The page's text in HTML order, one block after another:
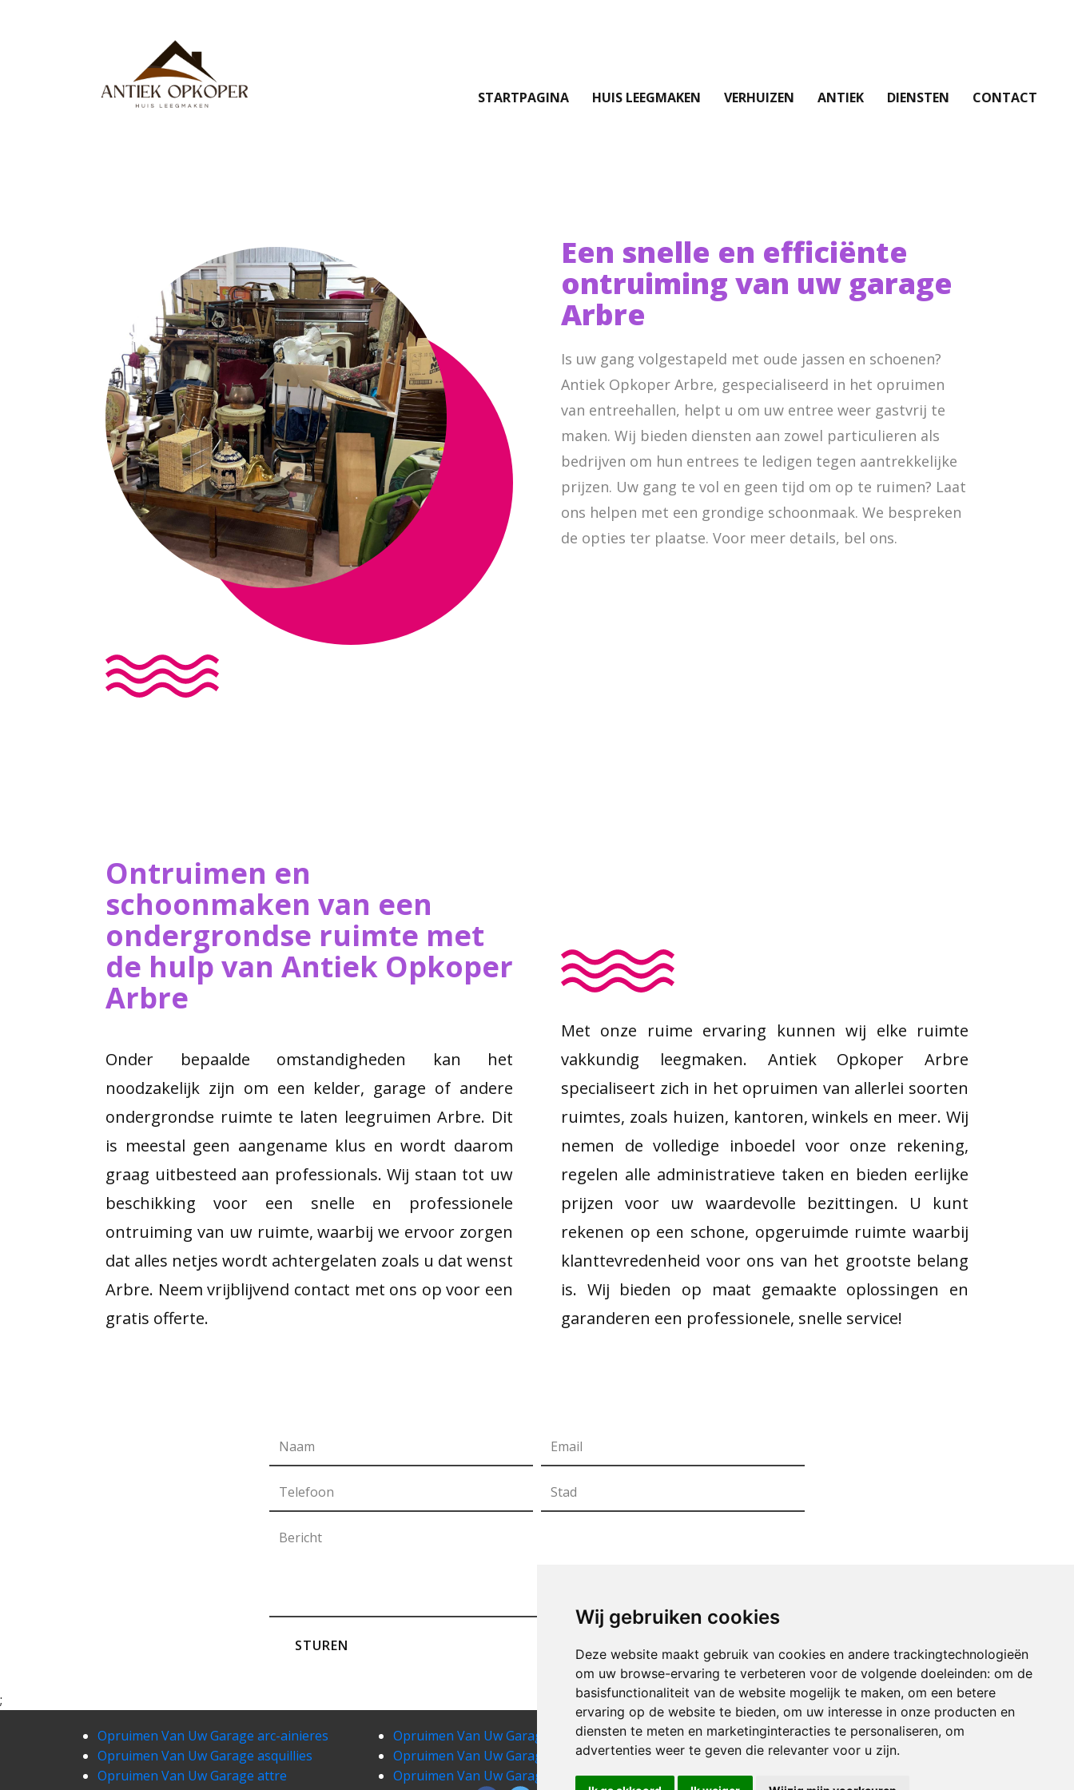
Wij gebruiken cookies
Deze website maakt gebruik van cookies en andere trackingtechnologieën
om uw browse-ervaring te verbeteren voor de volgende doeleinden: om de
basisfunctionaliteit van de website mogelijk te maken, om een betere
ervaring op de website te bieden, om uw interesse in onze producten en
diensten te meten en marketinginteracties te personaliseren, om
advertenties weer te geven die relevanter voor u zijn.
STARTPAGINA HUIS LEEGMAKEN VERHUIZEN ANTIEK DIENSTEN CONTACT
Een snelle en efficiënte
ontruiming van uw garage
Arbre
Is uw gang volgestapeld met oude jassen en schoenen?
Antiek Opkoper Arbre, gespecialiseerd in het opruimen
van entreehallen, helpt u om uw entree weer gastvrij te
maken. Wij bieden diensten aan zowel particulieren als
bedrijven om hun entrees te ledigen tegen aantrekkelijke
prijzen. Uw gang te vol en geen tijd om op te ruimen? Laat
ons helpen met een grondige schoonmaak. We bespreken
de opties ter plaatse. Voor meer details, bel ons.
Ontruimen en
schoonmaken van een
ondergrondse ruimte met
de hulp van ​Antiek Opkoper
Arbre
Onder bepaalde omstandigheden kan het
noodzakelijk zijn om een kelder, garage of andere
ondergrondse ruimte te laten leegruimen Arbre. Dit
is meestal geen aangename klus en wordt daarom
graag uitbesteed aan professionals. Wij staan tot uw
beschikking voor een snelle en professionele
ontruiming van uw ruimte, waarbij we ervoor zorgen
dat alles netjes wordt achtergelaten zoals u dat wenst
Arbre. Neem vrijblijvend contact met ons op voor een
gratis offerte.
Met onze ruime ervaring kunnen wij elke ruimte
vakkundig leegmaken. Antiek Opkoper Arbre
specialiseert zich in het opruimen van allerlei soorten
ruimtes, zoals huizen, kantoren, winkels en meer. Wij
nemen de volledige inboedel voor onze rekening,
regelen alle administratieve taken en bieden eerlijke
prijzen voor uw waardevolle bezittingen. U kunt
rekenen op een schone, opgeruimde ruimte waarbij
klanttevredenheid voor ons van het grootste belang
is. Wij bieden op maat gemaakte oplossingen en
garanderen een professionele, snelle service!
STUREN
;
Opruimen Van Uw Garage arc-ainieres Opruimen Van Uw Garage arc-wattripont
Opruimen Van Uw Garage arquennes
Opruimen Van Uw Garage asquillies
Opruimen Van Uw Garage ath
Opruimen Van Uw Garage athis
Opruimen Van Uw Garage attre
Opruimen Van Uw Garage aubechies Opruimen Van Uw Garage audregnies